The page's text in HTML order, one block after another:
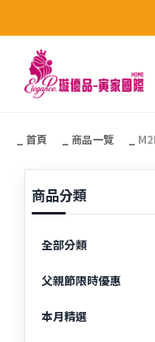
首頁 商品一覽
商品分類
全部分類
父親節限時優惠
本月精選